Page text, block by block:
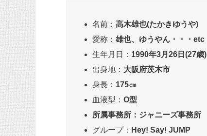
名前： 高木雄也(たかきゆうや)
愛称： 雄也、ゆうやん・・・etc
生年月日： 1990年3月26日(27歳)
出身地： 大阪府茨木市
身長： 175㎝
血液型： O型
所属事務所：ジャニーズ事務所
グループ： Hey! Say! JUMP